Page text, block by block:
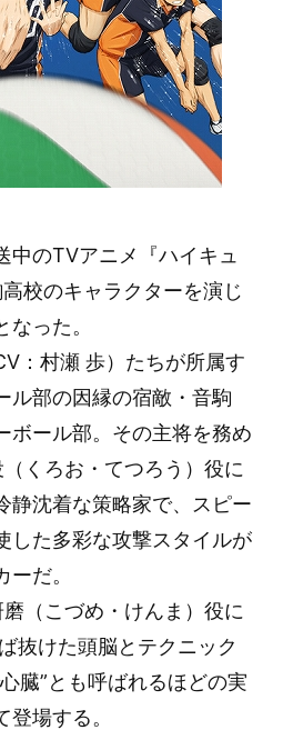
中のTVアニメ『ハイキュ
校のキャラクターを演じ
った。
：村瀬 歩）たちが所属す
ル部の因縁の宿敵・音駒
ボール部。その主将を務め
くろお・てつろう）役に
静沈着な策略家で、スピー
した多彩な攻撃スタイルが
だ。
（こづめ・けんま）役に
抜けた頭脳とテクニック
臓”とも呼ばれるほどの実
場する。